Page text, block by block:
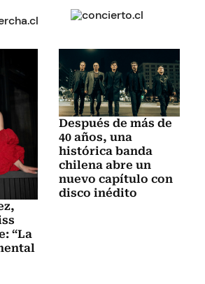
“La
Después de más de
40 años, una
histórica banda
chilena abre un
nuevo capítulo con
disco inédito